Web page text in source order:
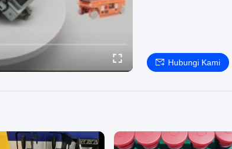
Hubungi Kami